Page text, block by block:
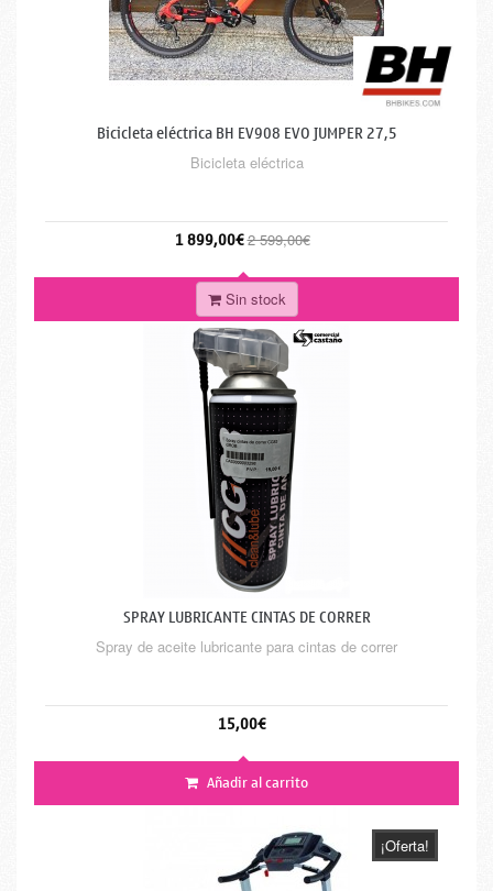
Bicicleta eléctrica BH EV908 EVO JUMPER 27,5
Bicicleta eléctrica
1 899,00€2 599,00€
Sin stock
SPRAY LUBRICANTE CINTAS DE CORRER
Spray de aceite lubricante para cintas de correr
15,00€
Añadir al carrito
¡Oferta!